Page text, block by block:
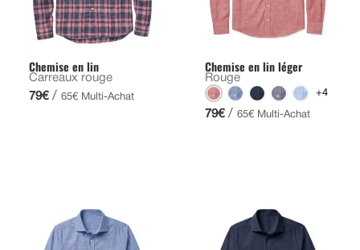
Chemise en lin
Carreaux rouge
79€ / 65€ Multi-Achat
Chemise en lin léger
Rouge
+4
79€ / 65€ Multi-Achat